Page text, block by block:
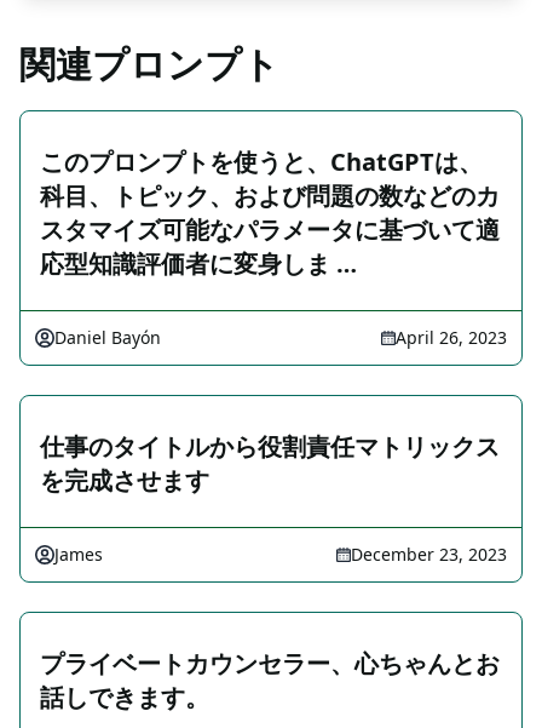
関連プロンプト
このプロンプトを使うと、ChatGPTは、
科目、トピック、および問題の数などのカ
スタマイズ可能なパラメータに基づいて適
応型知識評価者に変身しま …
Daniel Bayón April 26, 2023
仕事のタイトルから役割責任マトリックス
を完成させます
James December 23, 2023
プライベートカウンセラー、心ちゃんとお
話しできます。